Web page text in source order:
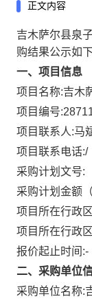
正文内容
吉木萨尔县泉
购结果公示如下
一、项目信息
项目名称:吉木
项目编号:
项目联系人:马
项目联系电话:/
采购计划文号:
采购计划金额
项目所在行政
项目所在行政
报价起止时间:-
二、采购单位
采购单位名称: